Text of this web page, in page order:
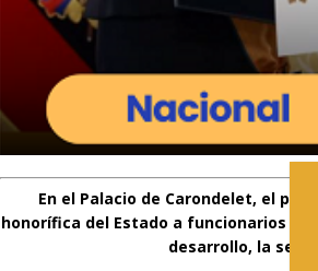
En el Palacio de Carondelet, el
honorífica del Estado a funcionarios y
desarrollo, la